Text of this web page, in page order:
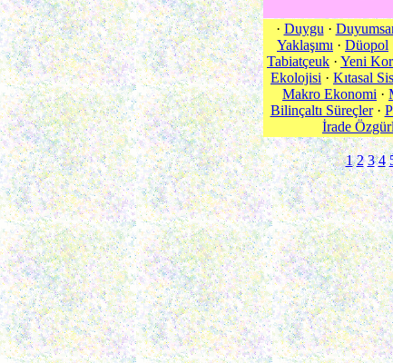
· Duygu ·
Yaklaşımı · Düopol
Tabiatçeuk · Yeni
Ekolojisi · Kıtasal
Makro Ekonomi ·
Bilinçaltı Süreçler·
İrade
1 2 3 4